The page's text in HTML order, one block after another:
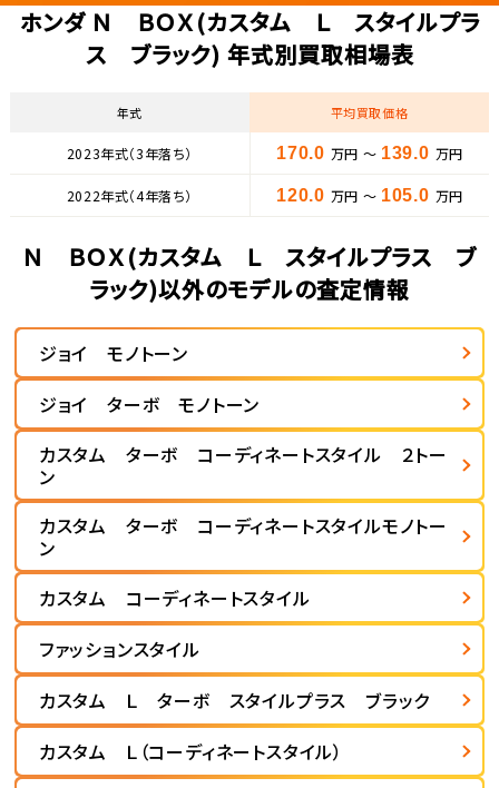
ホンダ Ｎ ＢＯＸ(カスタム Ｌ スタイルプラ
ス ブラック) 年式別買取相場表
年式 平均買取価格
2023年式（3年落ち） 170.0 万円 ～ 139.0 万円
2022年式（4年落ち） 120.0 万円 ～ 105.0 万円
Ｎ ＢＯＸ(カスタム Ｌ スタイルプラス ブ
ラック)以外のモデルの査定情報
ジョイ モノトーン
ジョイ ターボ モノトーン
カスタム ターボ コーディネートスタイル ２トー
ン
カスタム ターボ コーディネートスタイルモノトー
ン
カスタム コーディネートスタイル
ファッションスタイル
カスタム Ｌ ターボ スタイルプラス ブラック
カスタム Ｌ（コーディネートスタイル）